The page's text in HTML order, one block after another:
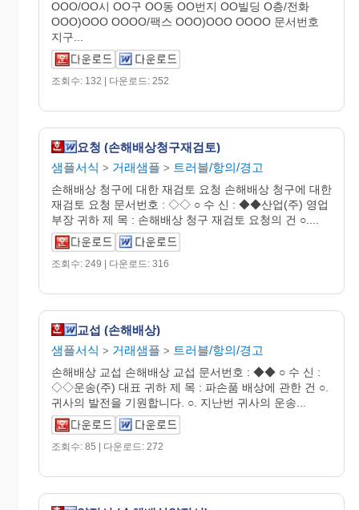
OOO/OO시 OO구 OO동 OO번지 OO빌딩 O층/전화
OOO)OOO OOOO/팩스 OOO)OOO OOOO 문서번호
지구...
조회수: 132 | 다운로드: 252
요청 (손해배상청구재검토)
샘플서식 > 거래샘플 > 트러블/항의/경고
손해배상 청구에 대한 재검토 요청 손해배상 청구에 대한
재검토 요청 문서번호 : ◇◇ ○ 수 신 : ◆◆산업(주) 영업
부장 귀하 제 목 : 손해배상 청구 재검토 요청의 건 ○....
조회수: 249 | 다운로드: 316
교섭 (손해배상)
샘플서식 > 거래샘플 > 트러블/항의/경고
손해배상 교섭 손해배상 교섭 문서번호 : ◆◆ ○ 수 신 :
◇◇운송(주) 대표 귀하 제 목 : 파손품 배상에 관한 건 ○.
귀사의 발전을 기원합니다. ○. 지난번 귀사의 운송...
조회수: 85 | 다운로드: 272